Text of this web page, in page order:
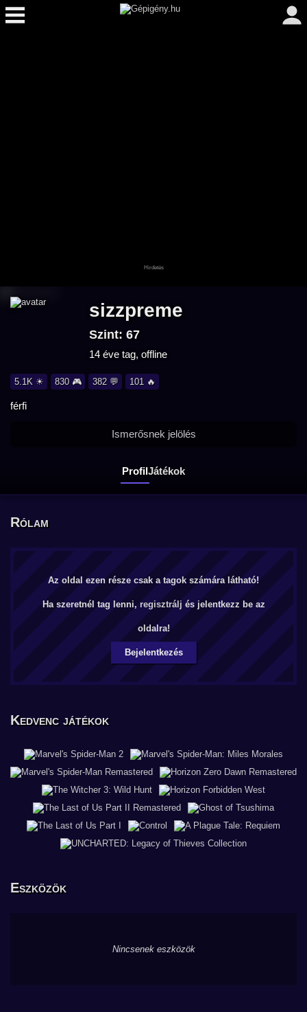
sizzpreme
Szint: 67
14 éve tag, offline
5.1K ☀ 830 🎮 382 💬 101 🔥
férfi
ProfilJátékok
Ismerősnek jelölés
Rólam
Az oldal ezen része csak a tagok számára látható!
Ha szeretnél tag lenni, regisztrálj és jelentkezz be az
oldalra!
Bejelentkezés
Kedvenc játékok
Eszközök
Nincsenek eszközök